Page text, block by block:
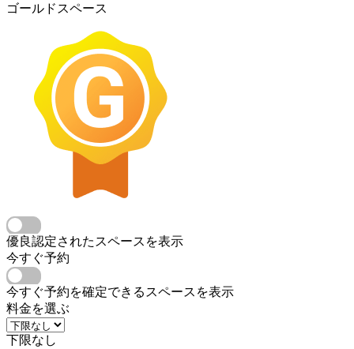
ゴールドスペース
優良認定されたスペースを表示
今すぐ予約
今すぐ予約を確定できるスペースを表示
料金を選ぶ
下限なし